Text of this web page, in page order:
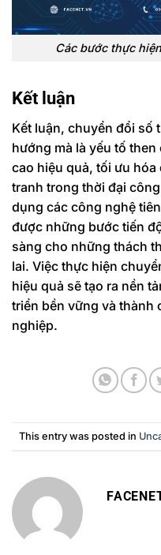
Các bước thực
Kết luận
Kết luận, chuyển đổi số
hướng mà là yếu tố
cao hiệu quả, tối ưu
tranh trong thời đại
dụng các công nghệ
được những bước tiến
sàng cho những thách
lai. Việc thực hiện
hiệu quả sẽ tạo ra nền
triển bền vững và thành
nghiệp.
This entry was posted in